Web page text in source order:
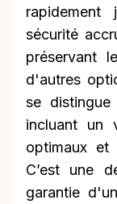
sécurité
préservant
d'autres
se
incluant un
optimaux et
C’est une
garantie